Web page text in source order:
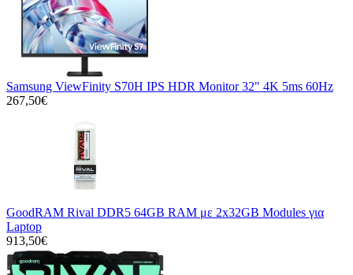
Samsung ViewFinity S70H IPS HDR Monitor 32" 4K 5ms 60Hz
267,50€
GoodRAM Rival DDR5 64GB RAM με 2x32GB Modules για
Laptop
913,50€